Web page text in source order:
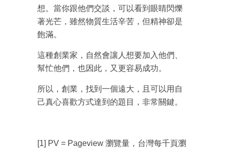
想。當你跟他們交談，可以看到眼睛閃爍
著光芒，雖然物質生活辛苦，但精神卻是
飽滿。
這種創業家，自然會讓人想要加入他們、
幫忙他們，也因此，又更容易成功。
所以，創業，找到一個遠大，且可以用自
己真心喜歡方式達到的題目，非常關鍵。
[1] PV = Pageview 瀏覽量，台灣每千頁瀏